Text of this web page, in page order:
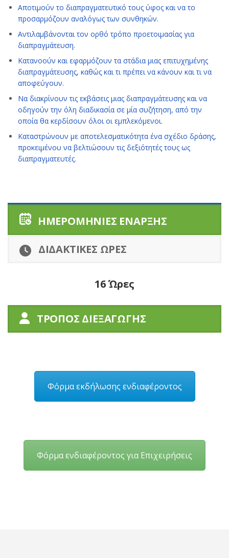
Αποτιμούν το διαπραγματευτικό τους ύφος και να το
προσαρμόζουν αναλόγως των συνθηκών.
Αντιλαμβάνονται τον ορθό τρόπο προετοιμασίας για
διαπραγμάτευση.
Κατανοούν και εφαρμόζουν τα στάδια μιας επιτυχημένης
διαπραγμάτευσης, καθώς και τι πρέπει να κάνουν και τι να
αποφεύγουν.
Να διακρίνουν τις εκβάσεις μιας διαπραγμάτευσης και να
οδηγούν την όλη διαδικασία σε μία συζήτηση, από την
οποία θα κερδίσουν όλοι οι εμπλεκόμενοι.
Καταστρώνουν με αποτελεσματικότητα ένα σχέδιο δράσης,
προκειμένου να βελτιώσουν τις δεξιότητές τους ως
διαπραγματευτές.
ΗΜΕΡΟΜΗΝΙΕΣ ΕΝΑΡΞΗΣ
ΔΙΔΑΚΤΙΚΕΣ ΩΡΕΣ
16 Ώρες
ΤΡΟΠΟΣ ΔΙΕΞΑΓΩΓΗΣ
Φόρμα εκδήλωσης ενδιαφέροντος
Φόρμα ενδιαφέροντος για Επιχειρήσεις